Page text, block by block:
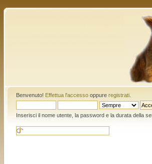
Benvenuto! Effettua l'accessooppure registrati.
Inserisci il nome utente, la password e la durata della